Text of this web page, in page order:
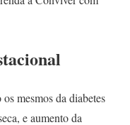
mesmos da diabetes
e aumento da